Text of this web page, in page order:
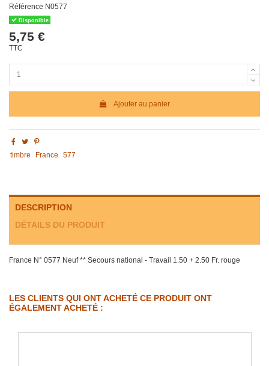
Référence N0577
Disponible
5,75 €
TTC
Ajouter au panier
timbre France 577
DESCRIPTION
DÉTAILS DU PRODUIT
France N° 0577 Neuf ** Secours national - Travail 1.50 + 2.50 Fr. rouge
LES CLIENTS QUI ONT ACHETÉ CE PRODUIT ONT
ÉGALEMENT ACHETÉ :